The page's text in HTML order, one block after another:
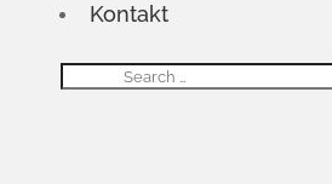
Kontakt